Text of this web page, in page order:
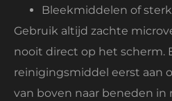
Bleekmiddelen of
Gebruik altijd zachte
nooit direct op het scherm.
reinigingsmiddel eerst aan
van boven naar beneden